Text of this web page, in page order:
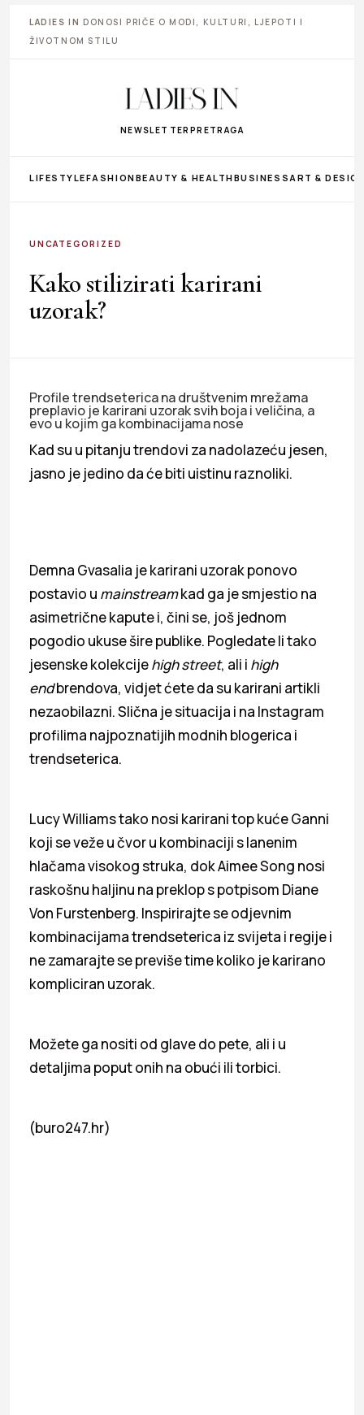
LADIES IN DONOSI PRIČE O MODI, KULTURI, LJEPOTI I
ŽIVOTNOM STILU
NEWSLETTER PRETRAGA
LIFESTYLEFASHIONBEAUTY & HEALTHBUSINESS ART &
UNCATEGORIZED
Kako stilizirati karirani
uzorak?
Profile trendseterica na društvenim mrežama
preplavio je karirani uzorak svih boja i veličina, a
evo u kojim ga kombinacijama nose
Kad su u pitanju trendovi za nadolazeću jesen,
jasno je jedino da će biti uistinu raznoliki.
Demna Gvasalia je karirani uzorak ponovo
postavio u mainstreamkad ga je smjestio na
asimetrične kapute i, čini se, još jednom
pogodio ukuse šire publike. Pogledate li tako
jesenske kolekcijehigh street, ali i high
endbrendova, vidjet ćete da su karirani artikli
nezaobilazni. Slična je situacija i na Instagram
profilima najpoznatijih modnih blogerica i
trendseterica.
Lucy Williams tako nosi karirani top kuće Ganni
koji se veže u čvor u kombinaciji s lanenim
hlačama visokog struka, dok Aimee Song nosi
raskošnu haljinu na preklop s potpisom Diane
Von Furstenberg. Inspirirajte se odjevnim
kombinacijama trendseterica iz svijeta i regije i
ne zamarajte se previše time koliko je karirano
kompliciran uzorak.
Možete ga nositi od glave do pete, ali i u
detaljima poput onih na obući ili torbici.
(buro247.hr)